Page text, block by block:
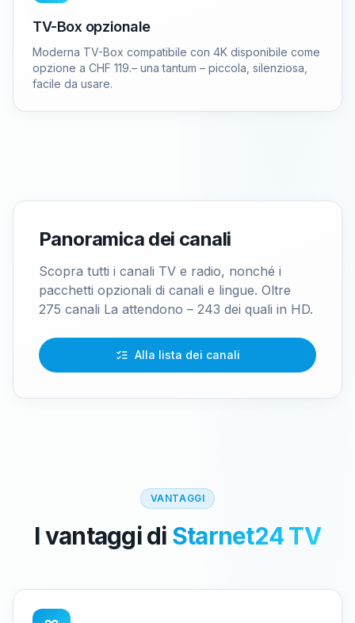
TV-Box opzionale
Moderna TV-Box compatibile con 4K disponibile come
opzione a CHF 119.– una tantum – piccola, silenziosa,
facile da usare.
Panoramica dei canali
Scopra tutti i canali TV e radio, nonché i
pacchetti opzionali di canali e lingue. Oltre
275 canali La attendono – 243 dei quali in HD.
Alla lista dei canali
VANTAGGI
I vantaggi di Starnet24 TV